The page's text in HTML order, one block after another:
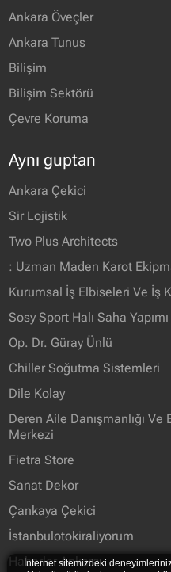
Ankara Öveçler
Ankara Tunus
Bilişim
Bilişim Sektörü
Çevre Koruma
Aynı guptan
Ankara Çekici
Sir Lojistik
Two Plus Architects
: Uzman Maden Karot
Kurumsal İş Elbiseleri Ve İş
Sosy Sport Halı Saha Yapımı
Op. Dr. Güray Ünlü
Chiller Soğutma Sistemleri
Dile Kolay
Deren Aile Danışmanlığı
Merkezi
Fietra Store
Sanat Dekor
Çankaya Çekici
İstanbulotokiraliyorum
Haberler Ankara
İnternet sitemizdeki